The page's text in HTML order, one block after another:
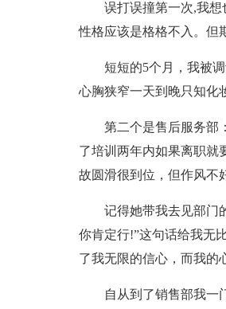
误打误撞第一次,我
性格应该是格格不入。但
短短的5个月，我被
心胸狭窄一天到晚只知化
第二个是售后服务部
了培训两年内如果离职就
故圆滑很到位，但作风不
记得她带我去见部门
你肯定行!”这句话给我无
了我无限的信心，而我的
自从到了销售部我一